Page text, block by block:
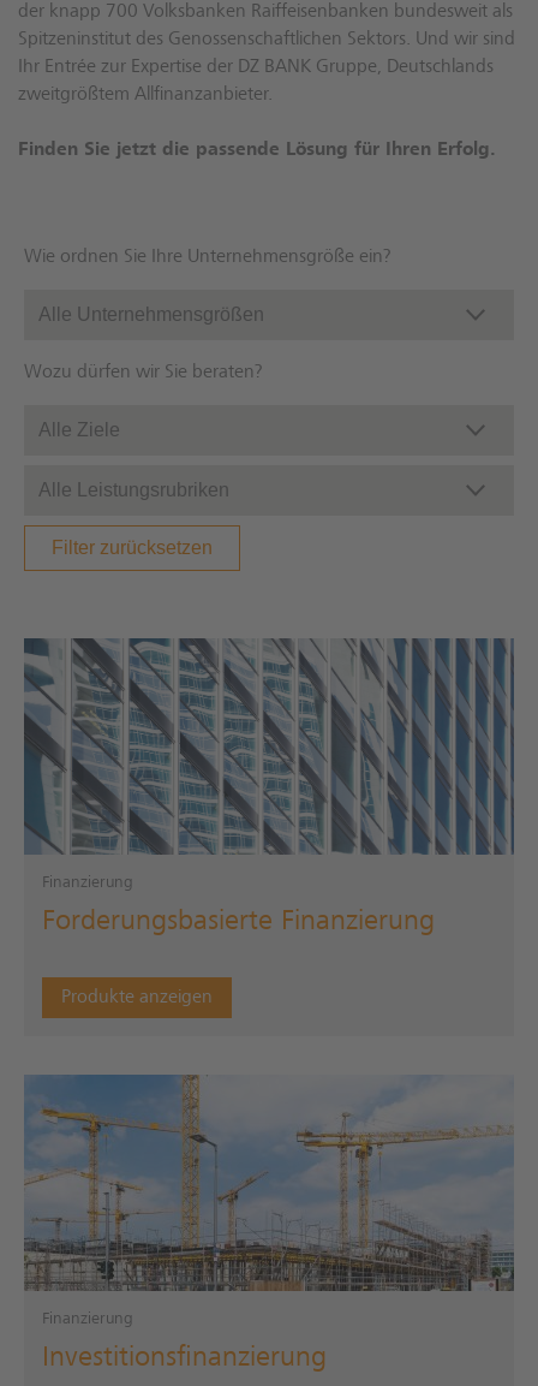
der knapp 700 Volksbanken Raiffeisenbanken bundesweit als
Spitzeninstitut des Genossenschaftlichen Sektors. Und wir sind
Ihr Entrée zur Expertise der DZ BANK Gruppe, Deutschlands
zweitgrößtem Allfinanzanbieter.
Finden Sie jetzt die passende Lösung für Ihren Erfolg.
Wie ordnen Sie Ihre Unternehmensgröße ein?
Wozu dürfen wir Sie beraten?
Filter zurücksetzen
Finanzierung
Forderungsbasierte Finanzierung
Produkte anzeigen
Finanzierung
Investitionsfinanzierung